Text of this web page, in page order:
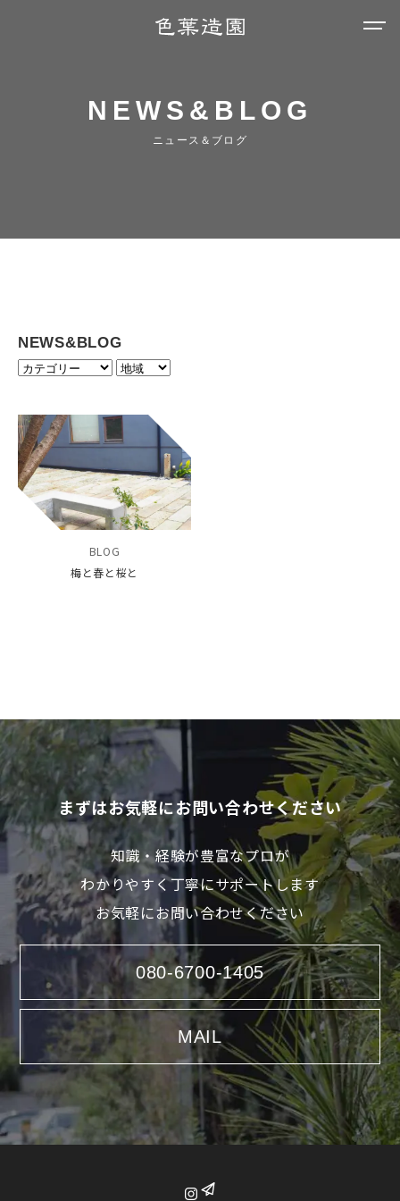
NEWS&BLOG
ニュース＆ブログ
NEWS&BLOG
BLOG
梅と春と桜と
まずはお気軽にお問い合わせください
知識・経験が豊富なプロが
わかりやすく丁寧にサポートします
お気軽にお問い合わせください
080-6700-1405
MAIL